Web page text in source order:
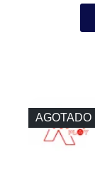
AGOTADO